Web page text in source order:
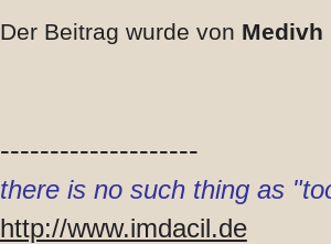
Der Beitrag wurde von Medivh
--------------------
there is no such thing as
http://www.imdacil.de